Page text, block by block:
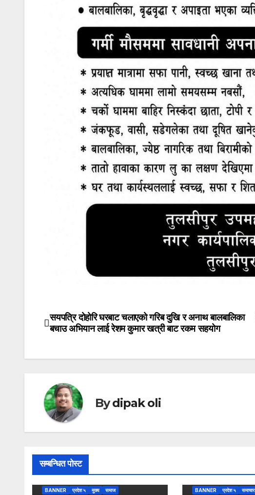
Post
सयपत्रि दोहोरि घरबाट चलाएको गरिब दुखि र अनाथ बालबालिका
बचाउ अभियान लाई रेशम कुमार खत्री बाट रकम सहयोग
Bydipak oli
सम्बन्धित पोस्ट
BANNER प्रदेश ५ मुख्य समाज BANNER प्रदेश ५ समाचार